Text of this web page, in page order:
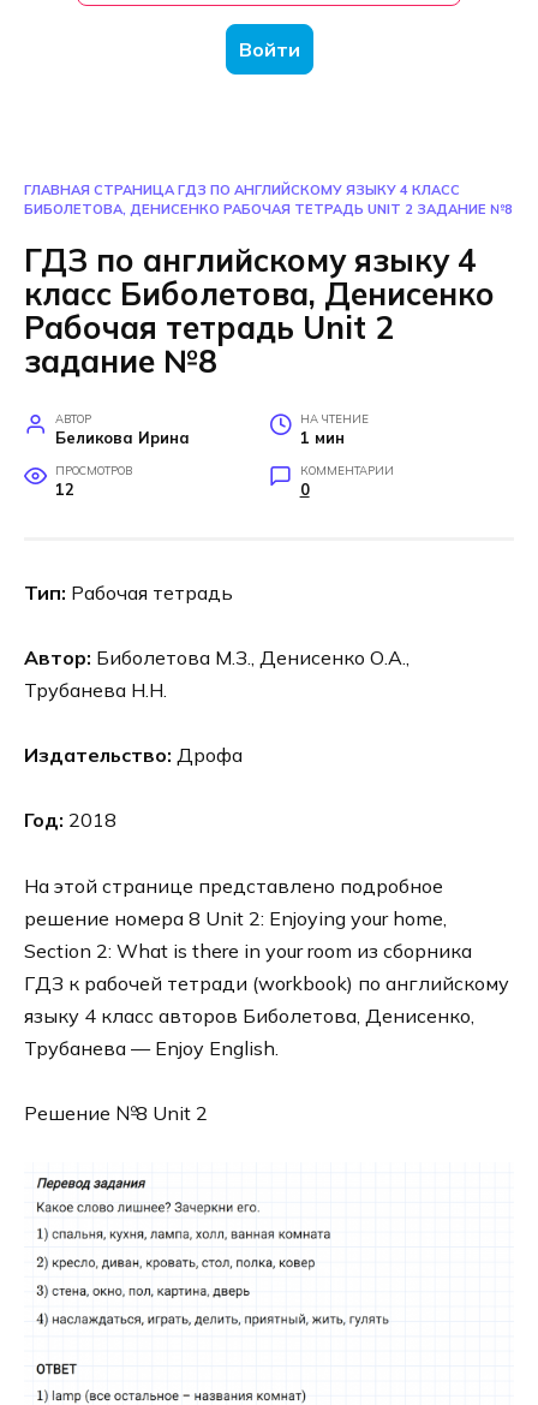
Войти
ГЛАВНАЯ СТРАНИЦА ГДЗ ПО АНГЛИЙСКОМУ ЯЗЫКУ 4 КЛАСС
БИБОЛЕТОВА, ДЕНИСЕНКО РАБОЧАЯ ТЕТРАДЬ UNIT 2 ЗАДАНИЕ №8
ГДЗ по английскому языку 4
класс Биболетова, Денисенко
Рабочая тетрадь Unit 2
задание №8
АВТОР
Беликова Ирина
НА ЧТЕНИЕ
1 мин
ПРОСМОТРОВ
12
КОММЕНТАРИИ
0
Тип: Рабочая тетрадь
Автор: Биболетова М.З., Денисенко О.А.,
Трубанева Н.Н.
Издательство: Дрофа
Год: 2018
На этой странице представлено подробное
решение номера 8 Unit 2: Enjoying your home,
Section 2: What is there in your room из сборника
ГДЗ к рабочей тетради (workbook) по английскому
языку 4 класс авторов Биболетова, Денисенко,
Трубанева — Enjoy English.
Решение №8 Unit 2